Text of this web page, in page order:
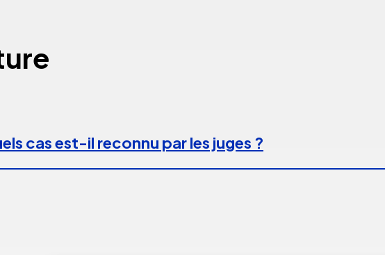
cas est-il reconnu par les juges ?